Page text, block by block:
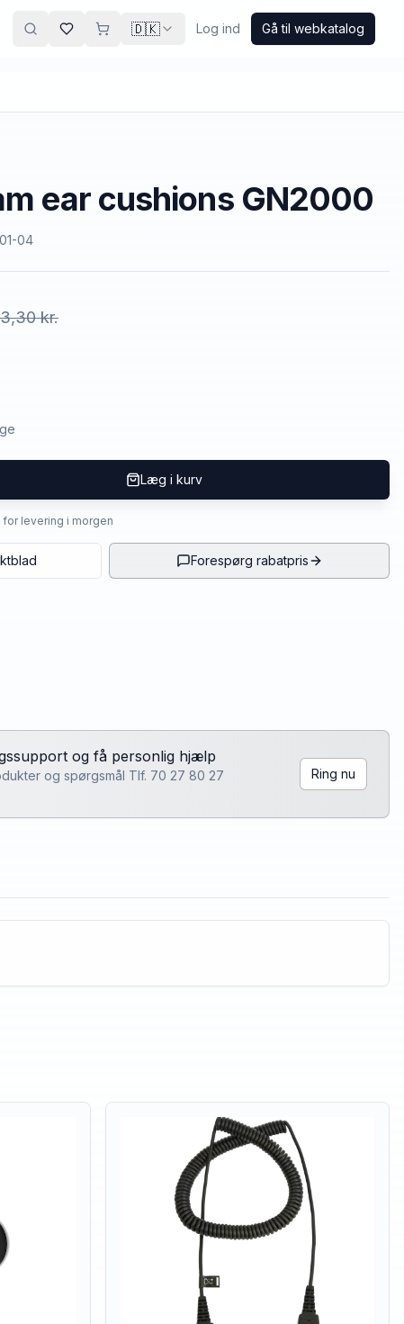
🇩🇰 Log ind Gå til webkatalog
ear cushions GN2000
04
kr.
Læg i kurv
levering i morgen
Forespørg rabatpris
og få personlig hjælp
og spørgsmål Tlf. 70 27 80 27
Ring nu